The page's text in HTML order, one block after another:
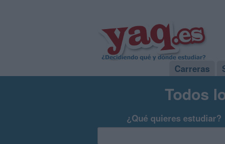
Carreras
Todos
¿Qué quieres estudiar?